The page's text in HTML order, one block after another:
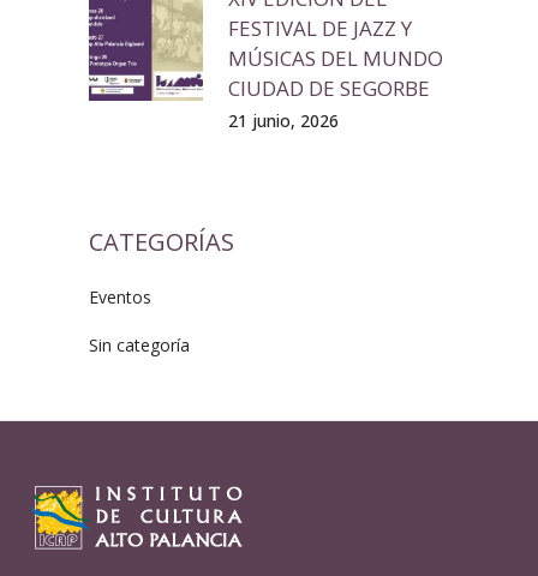
FESTIVAL DE JAZZ Y
MÚSICAS DEL MUNDO
CIUDAD DE SEGORBE
21 junio, 2026
CATEGORÍAS
Eventos
Sin categoría